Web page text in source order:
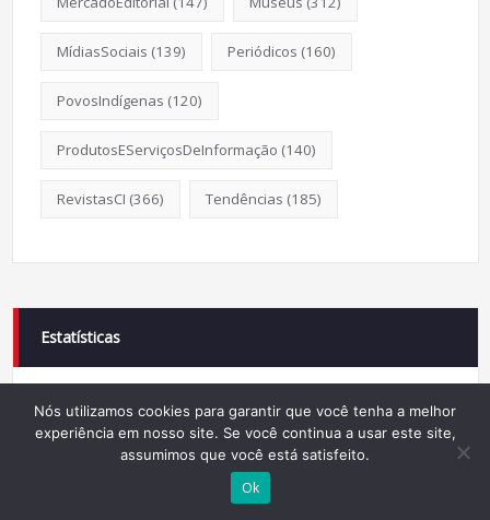
MídiasSociais (139) Periódicos (160)
PovosIndígenas (120)
ProdutosEServiçosDeInformação (140)
RevistasCI (366) Tendências (185)
Estatísticas
Online Visitors:
Nós utilizamos cookies para garantir que você tenha a melhor
experiência em nosso site. Se você continua a usar este site,
assumimos que você está satisfeito.
Ok